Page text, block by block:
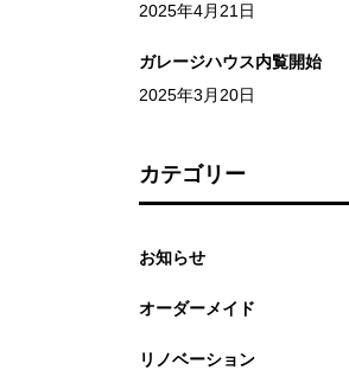
2025年4月21日
ガレージハウス内覧開始
2025年3月20日
カテゴリー
お知らせ
オーダーメイド
リノベーション